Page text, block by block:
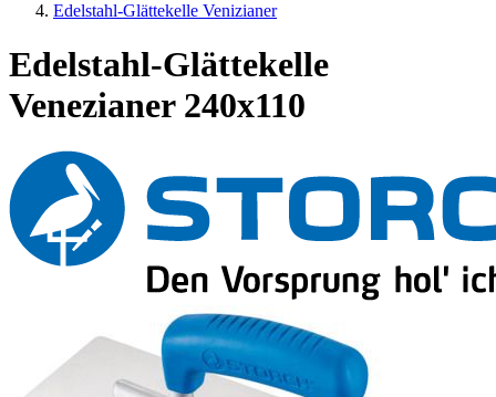
Edelstahl-Glättekelle Venizianer
Edelstahl-Glättekelle
Venezianer 240x110